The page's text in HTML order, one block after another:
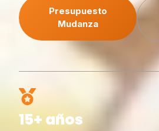
Presupuesto
Mudanza
15+ años